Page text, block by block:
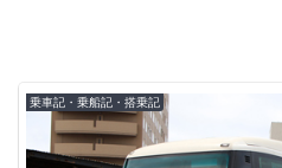
乗車記・乗船記・搭乗記